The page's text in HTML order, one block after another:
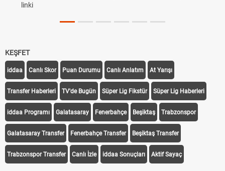
linki
KEŞFET
iddaa Canlı Skor Puan Durumu Canlı Anlatım At Yarışı
Transfer Haberleri TV'de Bugün Süper Lig Fikstür Süper Lig Haberleri
iddaa Programı Galatasaray Fenerbahçe Beşiktaş Trabzonspor
Galatasaray Transfer Fenerbahçe Transfer Beşiktaş Transfer
Trabzonspor Transfer Canlı İzle iddaa Sonuçları Aktif Sayaç